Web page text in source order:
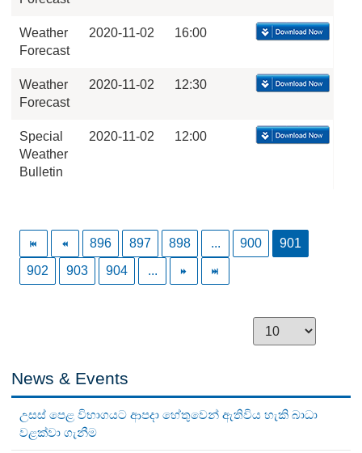
Weather
Forecast
2020-11-02 16:00
Weather
Forecast
2020-11-02 12:30
Special
Weather
Bulletin
2020-11-02 12:00
896 897 898 ... 900
901
902
903 904 ...
News & Events
උසස් පෙළ විභාගයට ආපදා හේතුවෙන් ඇතිවිය හැකි බාධා
වළක්වා ගැනීම